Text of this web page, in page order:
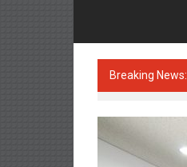
Breaking News: